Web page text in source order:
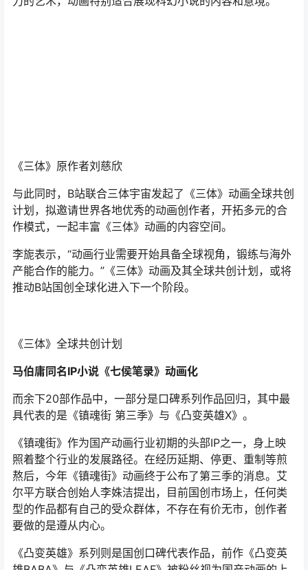
作模式，一起丰富《三体》动画的内容空间。
具代表的是《镇魂街 第三季》与《凸变英雄X》。
《镇魂街》作为国产动画行业初期的头部IP之一，身上映
熬后，今年《镇魂街》动画终于公布了第三季的消息。艾
尔平方联合创始人李姝洁提出，目前国创市场上，任何类
型的作品都有自己的受众群体，不存在有价无市，创作者
《凸变英雄》系列则是国创口碑代表作品，前作《凸变英
雄BABA》与《凸变英雄LEAF》被粉丝视为国产动画的上
乘之作。时隔四年，《凸变英雄X》终于回归。
其它口碑续作如《凡人修仙传》、《时光代理人 第二
季》、《百妖谱·司府篇》、《汉化日记 第四季》等也相继
万维猫动画联合创始人、《凡人修仙传》系列动画导演王
裕仁表示，真实世界和数字世界边界的进一步打通，能够
让创作者更多地拓展自己想象力。
此外，多元化新作也值得关注。如改编自马伯庸同名IP小
说的《七侯笔录》，讲述了一位不学无术的现代少年，无
意中邂逅了李白的青莲笔，命运就此与千年之前的诗仙交
织一处，并为他开启了一个叫作笔冢的神秘世界。文人墨